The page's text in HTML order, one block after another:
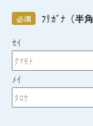
ﾌﾘｶﾞﾅ（半角
必須
ｾｲ
ﾒｲ